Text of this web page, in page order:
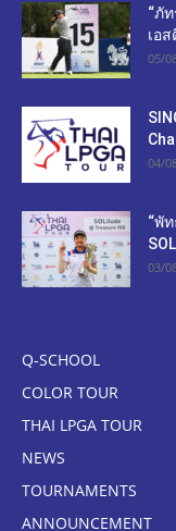
“ภั
เอ
05/
04/
“พั
03/
Q-SCHOOL
COLOR TOUR
THAI LPGA TOUR
NEWS
TOURNAMENTS
ANNOUNCEMENT